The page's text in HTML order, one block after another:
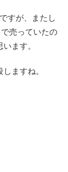
すが、またし
売っていたの
ます。
ますね。